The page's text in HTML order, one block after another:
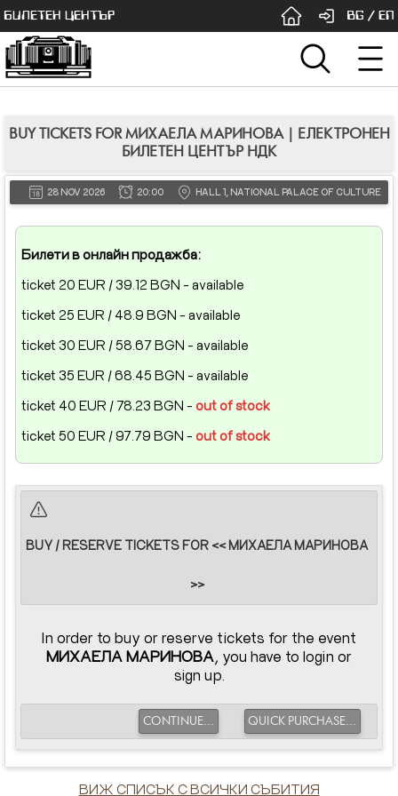
БИЛЕТЕН ЦЕНТЪР BG / EN
BUY TICKETS FOR МИХАЕЛА МАРИНОВА | ЕЛЕКТРОНЕН
БИЛЕТЕН ЦЕНТЪР НДК
28 NOV 2026 20:00 HALL 1, NATIONAL PALACE OF CULTURE
Билети в онлайн продажба:
ticket 20 EUR / 39.12 BGN - available
ticket 25 EUR / 48.9 BGN - available
ticket 30 EUR / 58.67 BGN - available
ticket 35 EUR / 68.45 BGN - available
ticket 40 EUR / 78.23 BGN -out of stock
ticket 50 EUR / 97.79 BGN -out of stock
BUY / RESERVE TICKETS FOR << МИХАЕЛА МАРИНОВА
>>
In order to buy or reserve tickets for the event
МИХАЕЛА МАРИНОВА, you have to login or
sign up.
CONTINUE... QUICK PURCHASE...
ВИЖ СПИСЪК С ВСИЧКИ СЪБИТИЯ